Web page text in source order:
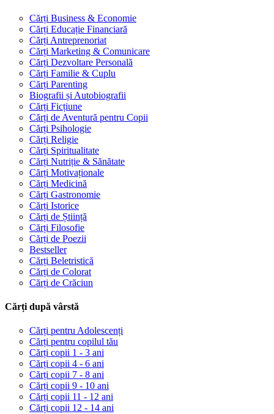
Cărți Business & Economie
Cărți Educație Financiară
Cărți Antreprenoriat
Cărți Marketing & Comunicare
Cărți Dezvoltare Personală
Cărți Familie & Cuplu
Cărți Parenting
Biografii și Autobiografii
Cărți Ficțiune
Cărți de Aventură pentru Copii
Cărți Psihologie
Cărți Religie
Cărți Spiritualitate
Cărți Nutriție & Sănătate
Cărți Motivaționale
Cărți Medicină
Cărți Gastronomie
Cărți Istorice
Cărți de Știință
Cărți Filosofie
Cărți de Poezii
Bestseller
Cărți Beletristică
Cărți de Colorat
Cărți de Crăciun
Cărți după vârstă
Cărți pentru Adolescenți
Cărți pentru copilul tău
Cărți copii 1 - 3 ani
Cărți copii 4 - 6 ani
Cărți copii 7 - 8 ani
Cărți copii 9 - 10 ani
Cărți copii 11 - 12 ani
Cărți copii 12 - 14 ani